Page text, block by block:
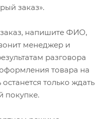
заказ».
напишите ФИО,
менеджер и
разговора
товара на
только ждать
покупке.